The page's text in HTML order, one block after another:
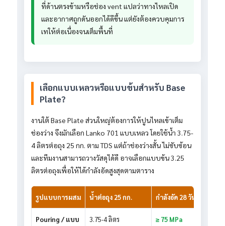
ที่ด้านตรงข้ามหรือช่อง vent แปลว่าทางไหลเปิด
และอากาศถูกดันออกได้ดีขึ้น แต่ยังต้องควบคุมการ
เทให้ต่อเนื่องจนเต็มพื้นที่
เลือกแบบเหลวหรือแบบข้นสำหรับ Base
Plate?
งานใต้ Base Plate ส่วนใหญ่ต้องการให้ปูนไหลเข้าเต็ม
ช่องว่าง จึงมักเลือก Lanko 701 แบบเหลว โดยใช้น้ำ 3.75-
4 ลิตรต่อถุง 25 กก. ตาม TDS แต่ถ้าช่องว่างสั้น ไม่ซับซ้อน
และทีมงานสามารถวางวัสดุได้ดี อาจเลือกแบบข้น 3.25
ลิตรต่อถุงเพื่อให้ได้กำลังอัดสูงสุดตามตาราง
รูปแบบการผสม น้ำต่อถุง 25 กก. กำลังอัด 28 วัน
Pouring / แบบ
3.75-4 ลิตร ≥ 75 MPa